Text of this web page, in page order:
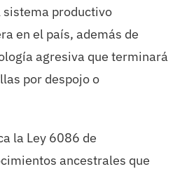
productivo
en el país, además de
agresiva que terminará
por despojo o
la Ley 6086 de
ancestrales que